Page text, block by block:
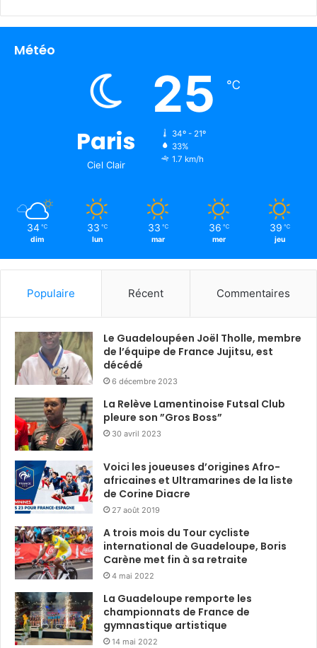
Météo
Paris
Ciel Clair
25 ℃
34º - 21º
33%
1.7 km/h
34 ℃
dim
33 ℃
lun
33 ℃
mar
36 ℃
mer
39 ℃
jeu
Populaire Récent Commentaires
Le Guadeloupéen Joël Tholle, membre
de l’équipe de France Jujitsu, est
décédé
6 décembre 2023
La Relève Lamentinoise Futsal Club
pleure son ”Gros Boss”
30 avril 2023
Voici les joueuses d’origines Afro-
africaines et Ultramarines de la liste
de Corine Diacre
27 août 2019
A trois mois du Tour cycliste
international de Guadeloupe, Boris
Carène met fin à sa retraite
4 mai 2022
La Guadeloupe remporte les
championnats de France de
gymnastique artistique
14 mai 2022